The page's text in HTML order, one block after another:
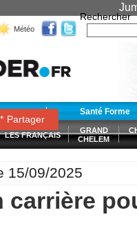
Météo
Rechercher
Santé Forme
LES FRANÇAIS
GRAND
CHELEM
Partager
15/09/2025
carrière